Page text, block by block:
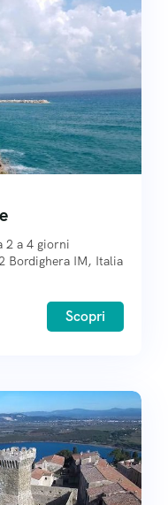
2 a 4 giorni
Bordighera IM, Italia
Scopri